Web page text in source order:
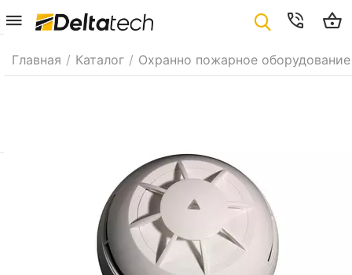
Главная / Каталог / Охранно пожарное оборудование